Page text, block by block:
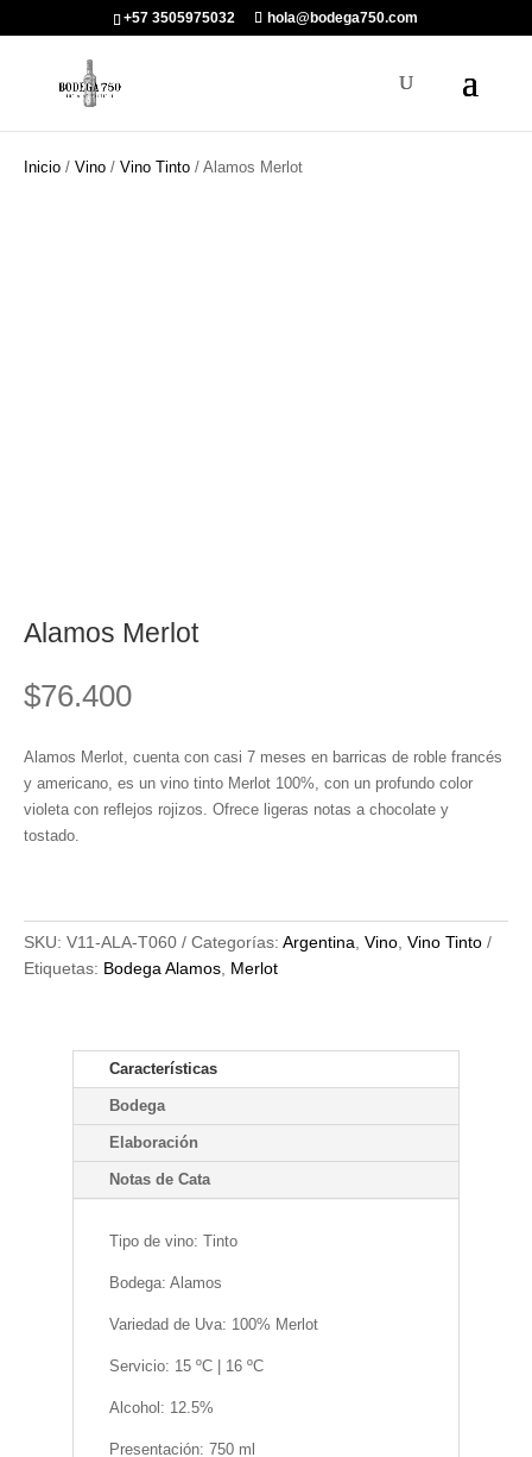
+57 3505975032 hola@bodega750.com
Inicio / Vino / Vino Tinto / Alamos Merlot
Alamos Merlot
$76.400
Alamos Merlot, cuenta con casi 7 meses en barricas de roble francés
y americano, es un vino tinto Merlot 100%, con un profundo color
violeta con reflejos rojizos. Ofrece ligeras notas a chocolate y
tostado.
SKU: V11-ALA-T060 Categorías: Argentina, Vino, Vino Tinto
Etiquetas: Bodega Alamos, Merlot
Características
Bodega
Elaboración
Notas de Cata
Tipo de vino: Tinto
Bodega: Alamos
Variedad de Uva: 100% Merlot
Servicio: 15 ºC | 16 ºC
Alcohol: 12.5%
Presentación: 750 ml